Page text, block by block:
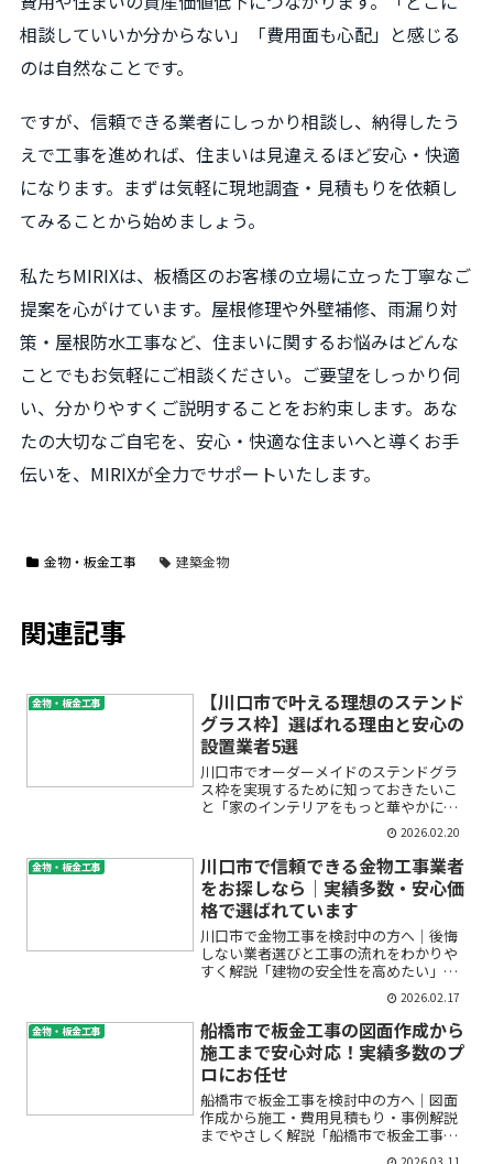
相談していいか分からない」「費用面も心配」と感じる
のは自然なことです。
ですが、信頼できる業者にしっかり相談し、納得したう
えで工事を進めれば、住まいは見違えるほど安心・快適
になります。まずは気軽に現地調査・見積もりを依頼し
てみることから始めましょう。
私たちMIRIXは、板橋区のお客様の立場に立った丁寧なご
提案を心がけています。屋根修理や外壁補修、雨漏り対
策・屋根防水工事など、住まいに関するお悩みはどんな
ことでもお気軽にご相談ください。ご要望をしっかり伺
い、分かりやすくご説明することをお約束します。あな
たの大切なご自宅を、安心・快適な住まいへと導くお手
伝いを、MIRIXが全力でサポートいたします。
金物・板金工事 建築金物
関連記事
金物・板金工事
【川口市で叶える理想のステンド
グラス枠】選ばれる理由と安心の
設置業者5選
川口市でオーダーメイドのステンドグラ
ス枠を実現するために知っておきたいこ
と「家のインテリアをもっと華やかにし
たい」「個性的な窓枠やドアで空間を演
出したい」――そんな思いから、ステン
ドグラス枠への憧れを抱く方が増えてい
ます。しかし、オーダーメ...
2026.02.20
金物・板金工事
川口市で信頼できる金物工事業者
をお探しなら│実績多数・安心価
格で選ばれています
川口市で金物工事を検討中の方へ│後悔
しない業者選びと工事の流れをわかりや
すく解説「建物の安全性を高めたい」
「老朽化した手すりやフェンスを交換し
たい」「お店の看板や外装をスタイリッ
シュにしたい」など、金物工事を検討す
る理由は人それぞれです。し...
2026.02.17
金物・板金工事
船橋市で板金工事の図面作成から
施工まで安心対応！実績多数のプ
ロにお任せ
船橋市で板金工事を検討中の方へ｜図面
作成から施工・費用見積もり・事例解説
までやさしく解説「船橋市で板金工事を
頼みたいけど、どこに相談すればいい